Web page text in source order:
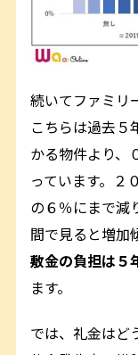
続いてファミリ
こちらは過去５
かる物件より、
っています。２
の６％にまで減
間で見ると増加
敷金の負担は５
ます。
では、礼金はど